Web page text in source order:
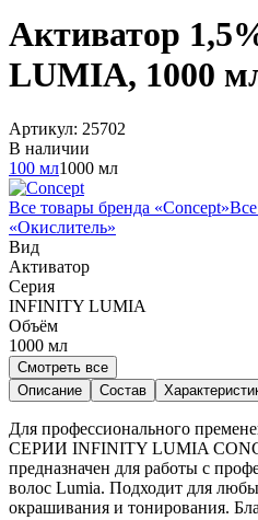
Активатор
LUMIA, 1000
Артикул: 25702
В наличии
100 мл1000 мл
Все товары бренда «Concept»
«Окислитель»
Вид
Активатор
Серия
INFINITY LUMIA
Объём
1000 мл
Смотреть все
Описание
Состав
Для профессионального
СЕРИИ INFINITY LUMIA
предназначен для работы с
волос Lumia. Подходит для
окрашивания и тонирования.